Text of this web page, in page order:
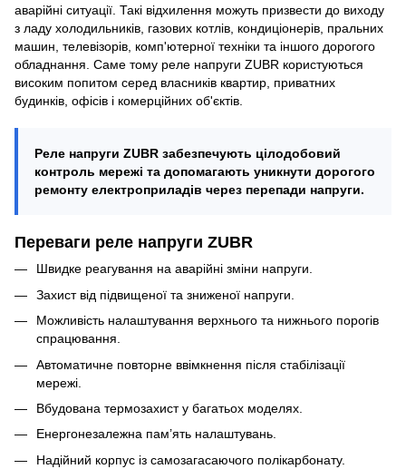
аварійні ситуації. Такі відхилення можуть призвести до виходу
з ладу холодильників, газових котлів, кондиціонерів, пральних
машин, телевізорів, комп'ютерної техніки та іншого дорогого
обладнання. Саме тому реле напруги ZUBR користуються
високим попитом серед власників квартир, приватних
будинків, офісів і комерційних об'єктів.
Реле напруги ZUBR забезпечують цілодобовий
контроль мережі та допомагають уникнути дорогого
ремонту електроприладів через перепади напруги.
Переваги реле напруги ZUBR
Швидке реагування на аварійні зміни напруги.
Захист від підвищеної та зниженої напруги.
Можливість налаштування верхнього та нижнього порогів
спрацювання.
Автоматичне повторне ввімкнення після стабілізації
мережі.
Вбудована термозахист у багатьох моделях.
Енергонезалежна пам’ять налаштувань.
Надійний корпус із самозагасаючого полікарбонату.